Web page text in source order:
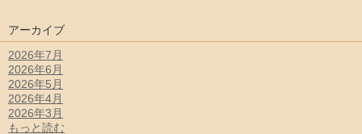
アーカイブ
2026年7月
2026年6月
2026年5月
2026年4月
2026年3月
もっと読む